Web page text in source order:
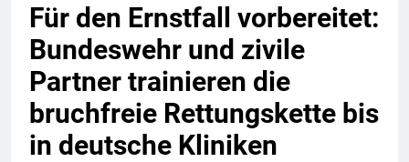
Für den Ernstfall vorbereitet:
Bundeswehr und zivile
Partner trainieren die
bruchfreie Rettungskette bis
in deutsche Kliniken